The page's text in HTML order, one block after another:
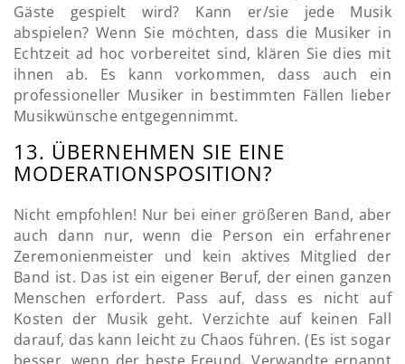
Gäste gespielt wird? Kann er/sie jede Musik
abspielen? Wenn Sie möchten, dass die Musiker in
Echtzeit ad hoc vorbereitet sind, klären Sie dies mit
ihnen ab. Es kann vorkommen, dass auch ein
professioneller Musiker in bestimmten Fällen lieber
Musikwünsche entgegennimmt.
13. ÜBERNEHMEN SIE EINE
MODERATIONSPOSITION?
Nicht empfohlen! Nur bei einer größeren Band, aber
auch dann nur, wenn die Person ein erfahrener
Zeremonienmeister und kein aktives Mitglied der
Band ist. Das ist ein eigener Beruf, der einen ganzen
Menschen erfordert. Pass auf, dass es nicht auf
Kosten der Musik geht. Verzichte auf keinen Fall
darauf, das kann leicht zu Chaos führen. (Es ist sogar